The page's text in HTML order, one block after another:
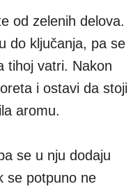
od zelenih delova.
do ključanja, pa se
tihoj vatri. Nakon
i ostavi da stoji
aromu.
se u nju dodaju
se potpuno ne